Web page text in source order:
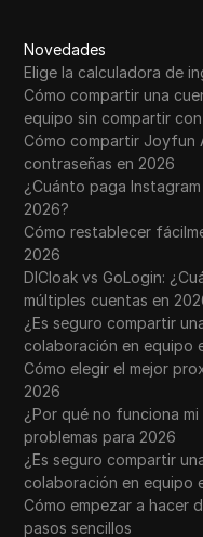
Novedades
Elige la calculadora de
Cómo compartir una
equipo sin compartir
Cómo compartir Joyfun
contraseñas en 2026
¿Cuánto paga
2026?
Cómo restablecer
2026
DICloak vs GoLogin:
múltiples cuentas en
¿Es seguro compartir
colaboración en equipo
Cómo elegir el mejor
2026
¿Por qué no funciona
problemas para 2026
¿Es seguro compartir
colaboración en equipo
Cómo empezar a hacer
pasos sencillos